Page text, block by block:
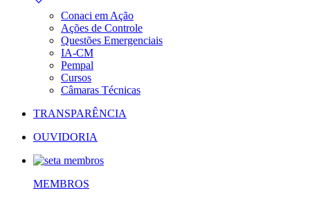
Conaci em Ação
Ações de Controle
Questões Emergenciais
IA-CM
Pempal
Cursos
Câmaras Técnicas
TRANSPARÊNCIA
OUVIDORIA
MEMBROS